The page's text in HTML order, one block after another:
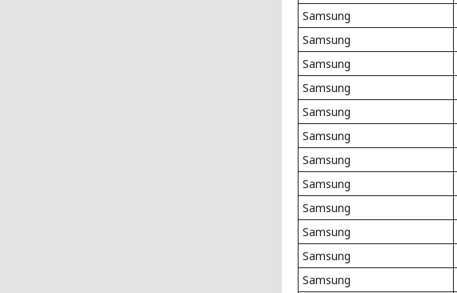
Samsung
Samsung
Samsung
Samsung
Samsung
Samsung
Samsung
Samsung
Samsung
Samsung
Samsung
Samsung